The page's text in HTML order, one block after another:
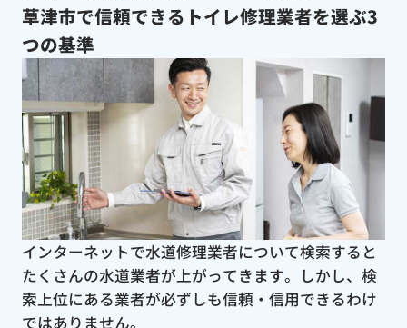
草津市で信頼できるトイレ修理業者を選ぶ3
つの基準
インターネットで水道修理業者について検索すると
たくさんの水道業者が上がってきます。しかし、検
索上位にある業者が必ずしも信頼・信用できるわけ
ではありません。